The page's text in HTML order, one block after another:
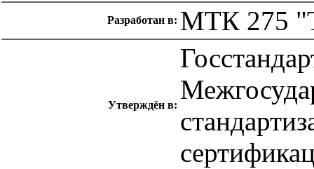
Разработан в: МТК 275
Утверждён в: